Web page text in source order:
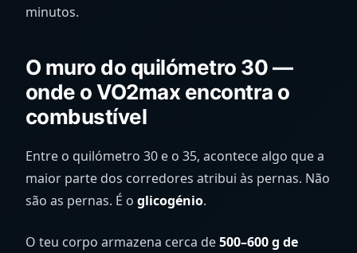
minutos.
O muro do quilómetro 30 —
onde o VO2max encontra o
combustível
Entre o quilómetro 30 e o 35, acontece algo que a
maior parte dos corredores atribui às pernas. Não
são as pernas. É o glicogénio.
O teu corpo armazena cerca de500–600 g de